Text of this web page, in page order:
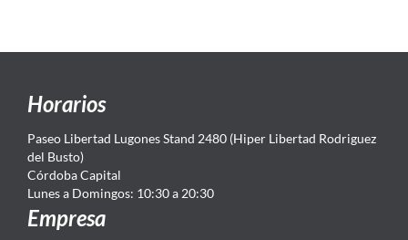
Horarios
Paseo Libertad Lugones Stand 2480 (Hiper Libertad Rodriguez
del Busto)
Córdoba Capital
Lunes a Domingos: 10:30 a 20:30
Empresa